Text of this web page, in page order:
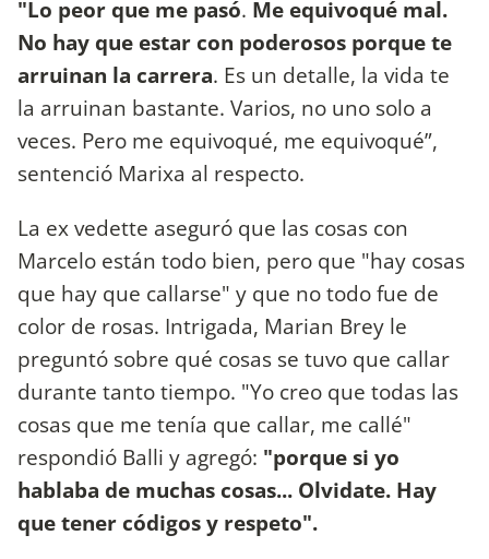
"Lo peor que me pasó. Me equivoqué mal.
No hay que estar con poderosos porque te
arruinan la carrera. Es un detalle, la vida te
la arruinan bastante. Varios, no uno solo a
veces. Pero me equivoqué, me equivoqué”,
sentenció Marixa al respecto.
La ex vedette aseguró que las cosas con
Marcelo están todo bien, pero que "hay cosas
que hay que callarse" y que no todo fue de
color de rosas. Intrigada, Marian Brey le
preguntó sobre qué cosas se tuvo que callar
durante tanto tiempo. "Yo creo que todas las
cosas que me tenía que callar, me callé"
respondió Balli y agregó: "porque si yo
hablaba de muchas cosas... Olvidate. Hay
que tener códigos y respeto".